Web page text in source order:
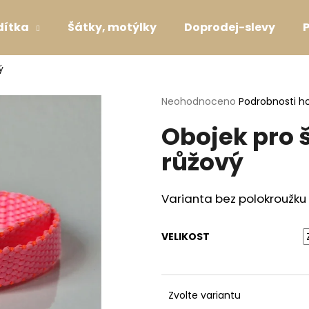
Šátky, motýlky Doprodej-slevy
Průměrné
produktu
je
hvězdiček.
Neohodnoceno Podrobnosti
Obojek pro
růžový
Varianta bez polokroužku
VELIKOST
Zvolte variantu
HLEDAT
OBOJEK S KYTIČKAMI WHITE
VODÍTKO